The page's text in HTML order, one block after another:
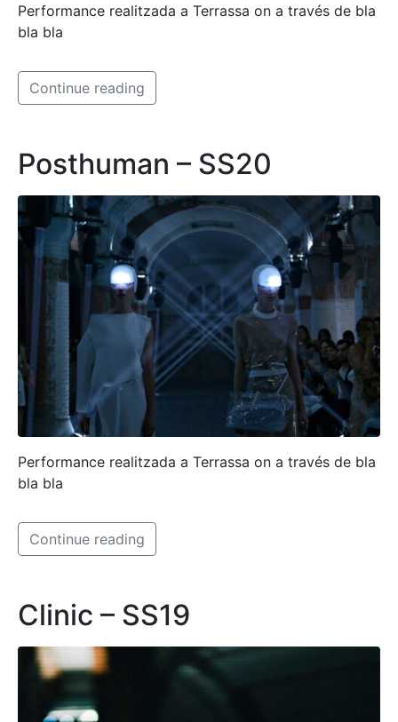
Performance realitzada a Terrassa on a través de bla
bla bla
Continue reading
Posthuman – SS20
Performance realitzada a Terrassa on a través de bla
bla bla
Continue reading
Clinic – SS19